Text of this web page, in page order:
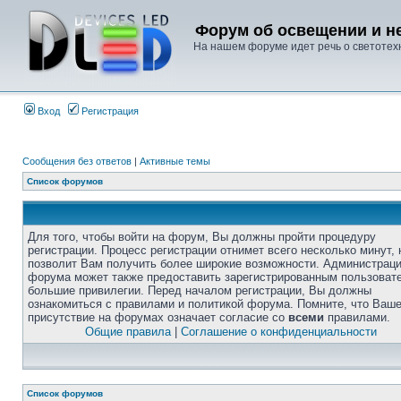
Форум об освещении и
На нашем форуме идет речь о
Вход Регистрация
Сообщения без ответов | Активные темы
Список форумов
Для того, чтобы войти на форум, Вы должны пройти процедуру
регистрации. Процесс регистрации отнимет всего несколько минут,
позволит Вам получить более широкие возможности.
форума может также предоставить зарегистрированным
большие привилегии. Перед началом регистрации, Вы должны
ознакомиться с правилами и политикой форума. Помните, что Ваше
присутствие на форумах означает согласие со всеми правилами.
Общие правила| Соглашение о конфиденциальности
Список форумов